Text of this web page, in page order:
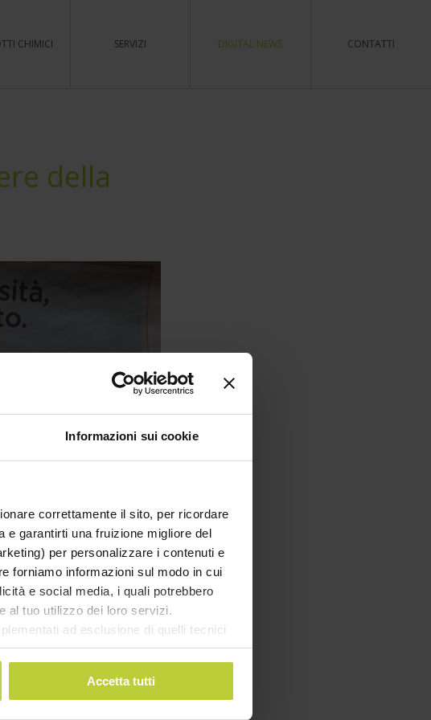
Informazioni sui cookie
correttamente il sito, per ricordare
e garantirti una fruizione migliore del
per personalizzare i contenuti e
forniamo informazioni sul modo in cui
e social media, i quali potrebbero
al tuo utilizzo dei loro servizi.
ad esclusione di quelli tecnici
invece accetterai di implementare tutti i
Accetta tutti
CHIMICI SERVIZI DIGITAL NEWS CONTATTI
della
Corriere della Sera (il più